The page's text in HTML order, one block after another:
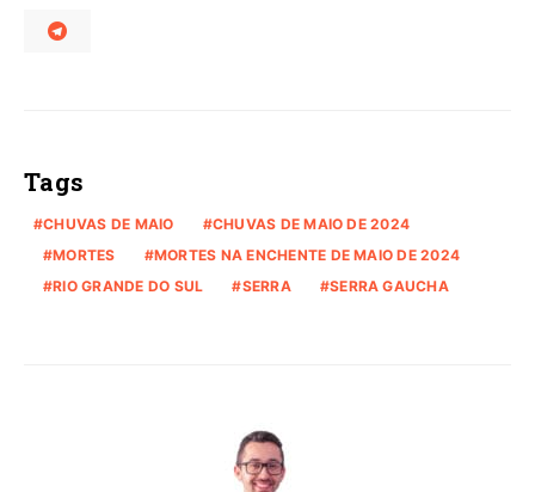
Tags
CHUVAS DE MAIO
CHUVAS DE MAIO DE 2024
MORTES
MORTES NA ENCHENTE DE MAIO DE 2024
RIO GRANDE DO SUL
SERRA SERRA GAUCHA